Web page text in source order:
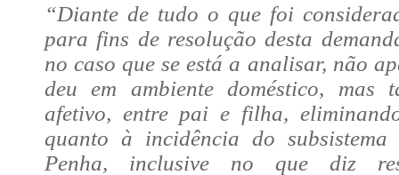
“Diante de tudo o que foi
para fins de resolução desta
no caso que se está a analisar, não
deu em ambiente doméstico, mas
afetivo, entre pai e filha,
quanto à incidência do
Penha, inclusive no que diz